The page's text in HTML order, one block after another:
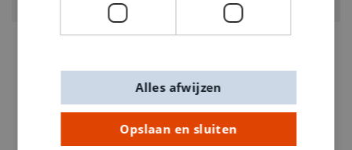
ARTIKELNUMMER
Opslaan en sluiten
Alles afwijzen